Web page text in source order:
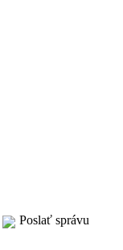
Poslať správu